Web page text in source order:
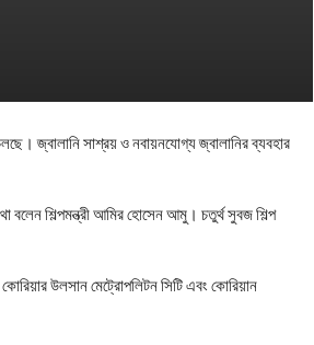
জ্বালানি সাশ্রয় ও নবায়নযোগ্য জ্বালানির ব্যবহার
শিল্পমন্ত্রী আমির হোসেন আমু। চতুর্থ সুবজ শিল্প
কোরিয়ার উলসান মেট্রোপলিটন সিটি এবং কোরিয়ান